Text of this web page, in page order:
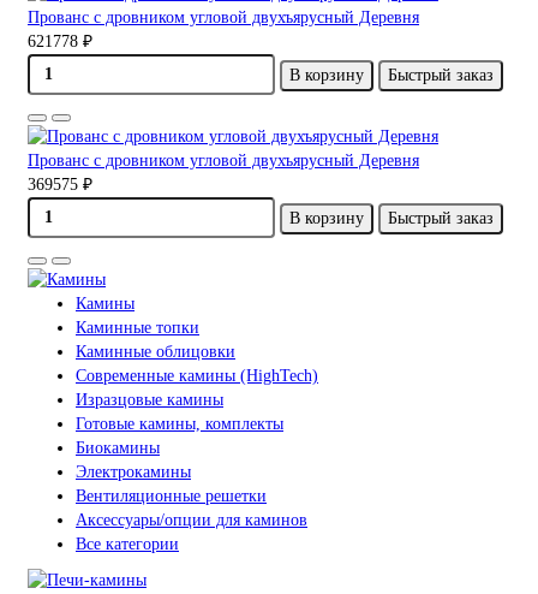
Прованс с дровником угловой двухъярусный Деревня
621778 ₽
В корзину
Быстрый заказ
Прованс с дровником угловой двухъярусный Деревня
369575 ₽
В корзину
Быстрый заказ
Камины
Каминные топки
Каминные облицовки
Современные камины (HighTech)
Изразцовые камины
Готовые камины, комплекты
Биокамины
Электрокамины
Вентиляционные решетки
Аксессуары/опции для каминов
Все категории